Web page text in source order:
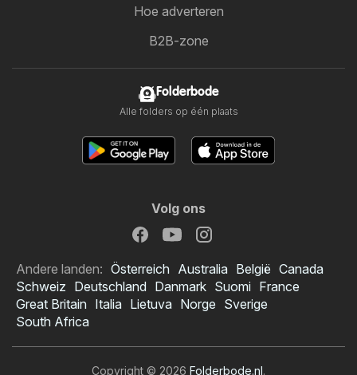
Hoe adverteren
B2B-zone
Folderbode
Alle folders op één plaats
Volg ons
Andere landen: Österreich Australia België Canada
Schweiz Deutschland Danmark Suomi France
Great Britain Italia Lietuva Norge Sverige
South Africa
Copyright © 2026 Folderbode.nl.